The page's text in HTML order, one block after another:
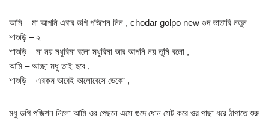
আমি – মা আপনি এবার ডগি পজিশন নিন , chodar golpo new গুদ ভাতারি নতুন
শাশুড়ি – ২
শাশুড়ি – মা নয় মধুরিমা বলো মধুরিমা আর আপনি নয় তুমি বলো ,
আমি – আচ্ছা মধু তাই হবে ,
শাশুড়ি – এরকম ভাবেই ভালোবেসে ডেকো ,
মধু ডগি পজিশন নিলো আমি ওর পেছনে এসে গুদে ধোন সেট করে ওর পাছা ধরে ঠাপাতে শুরু